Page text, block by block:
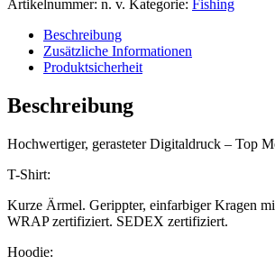
oder
Hoodie
Digitaldruck
Menge
Artikelnummer: n. v. Kategorie: Fishing
Beschreibung
Zusätzliche Informationen
Produktsicherheit
Beschreibung
Hochwertiger, gerasteter Digitaldruck – Top
T-Shirt:
Kurze Ärmel. Gerippter, einfarbiger Kragen
WRAP zertifiziert. SEDEX zertifiziert.
Hoodie: